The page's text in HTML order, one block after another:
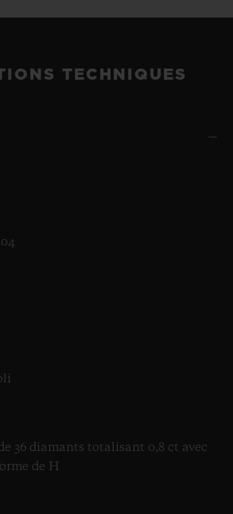
TECHNIQUES
36 diamants totalisant 0,8 ct avec
de H